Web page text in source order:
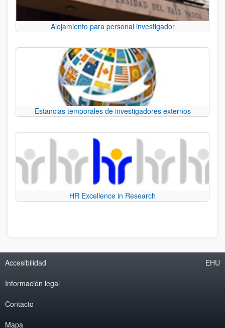
Alojamiento para personal investigador
Estancias temporales de investigadores externos
HR Excellence in Research
Accesibilidad
Información legal
Contacto
Mapa
EHU